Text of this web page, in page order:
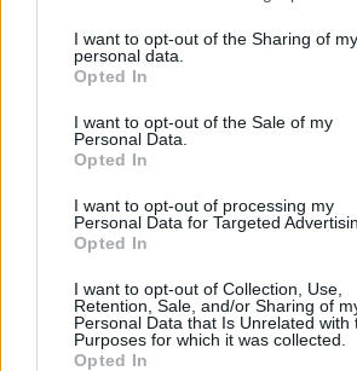
I want to opt-out of the Sharing of my
personal data.
Opted In
I want to opt-out of the Sale of my
Personal Data.
Opted In
I want to opt-out of processing my
Personal Data for Targeted
Opted In
I want to opt-out of Collection, Use,
Retention, Sale, and/or Sharing of
Personal Data that Is Unrelated with
Purposes for which it was collected.
Opted In
Iselin - 24.03.2015 - 16:19
Elsker vafler! greit med et nytt
det gamle ødelagte :D Elsker bloggen!!
Skulle varit väldigt glad för ett